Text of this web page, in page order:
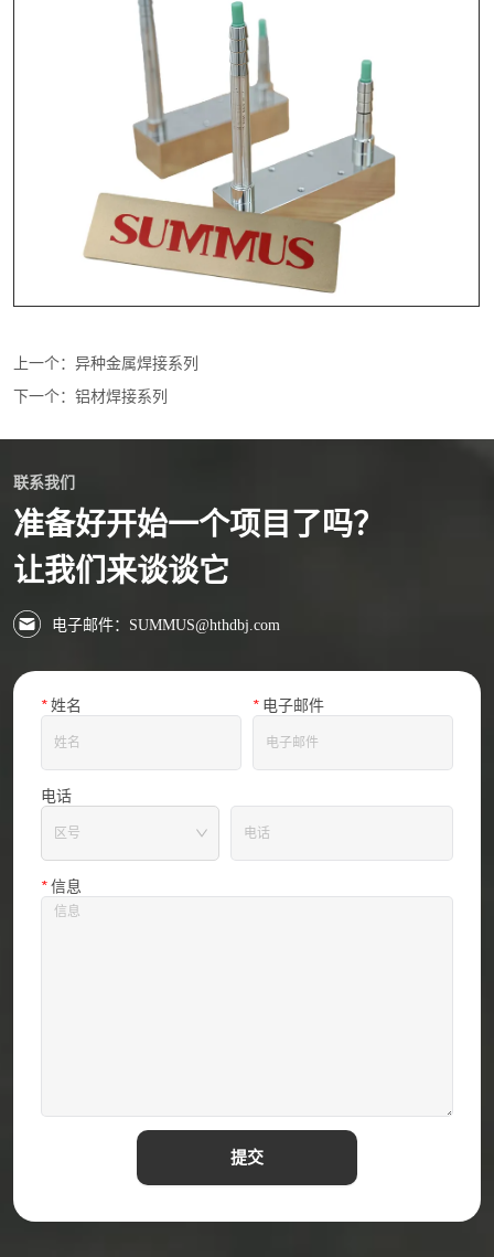
上一个：异种金属焊接系列
下一个：铝材焊接系列
联系我们
准备好开始一个项目了吗？
让我们来谈谈它
电子邮件：SUMMUS@hthdbj.com
*姓名 *电子邮件
电话
*信息
提交